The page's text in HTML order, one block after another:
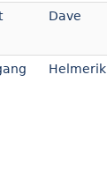
Dave
Helmerik